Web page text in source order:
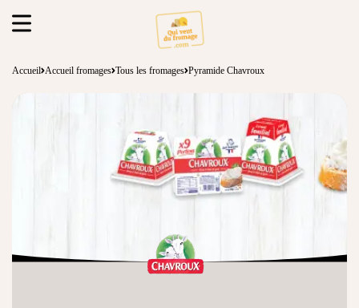
Accueil Accueil fromages Tous les fromages Pyramide Chavroux